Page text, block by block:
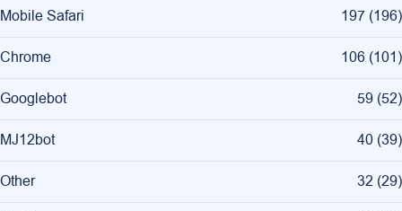
Mobile Safari 197 (196)
Chrome 106 (101)
Googlebot 59 (52)
MJ12bot 40 (39)
Other 32 (29)